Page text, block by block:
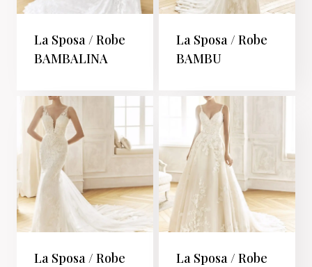
La Sposa / Robe
BAMBALINA
La Sposa / Robe
BAMBU
La Sposa / Robe
La Sposa / Robe